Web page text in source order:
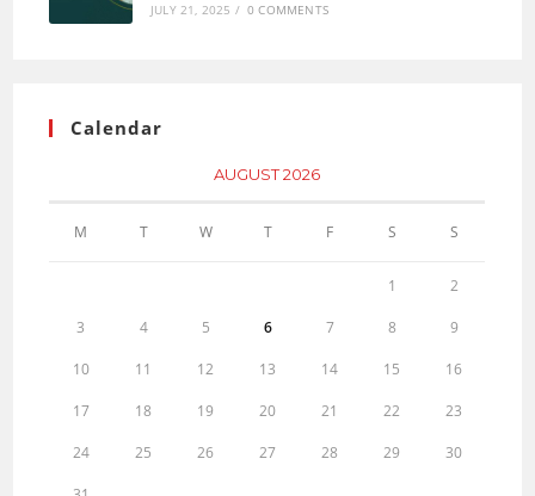
JULY 21, 2025 / 0 COMMENTS
Calendar
AUGUST 2026
M T W T F S S
1 2
3 4 5 6 7 8 9
10 11 12 13 14 15 16
17 18 19 20 21 22 23
24 25 26 27 28 29 30